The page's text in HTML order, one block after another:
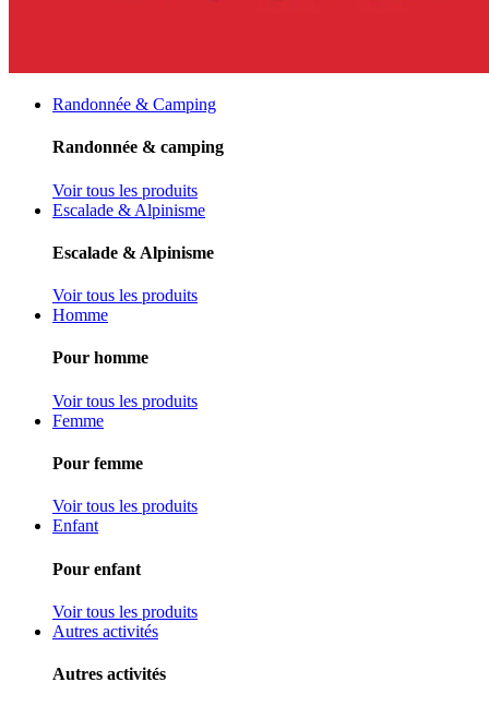
Randonnée & Camping
Randonnée & camping
Voir tous les produits
Escalade & Alpinisme
Escalade & Alpinisme
Voir tous les produits
Homme
Pour homme
Voir tous les produits
Femme
Pour femme
Voir tous les produits
Enfant
Pour enfant
Voir tous les produits
Autres activités
Autres activités